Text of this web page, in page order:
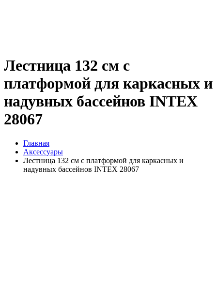
Лестница 132 см с
платформой для каркасных и
надувных бассейнов INTEX
28067
Главная
Аксессуары
Лестница 132 см с платформой для каркасных и
надувных бассейнов INTEX 28067